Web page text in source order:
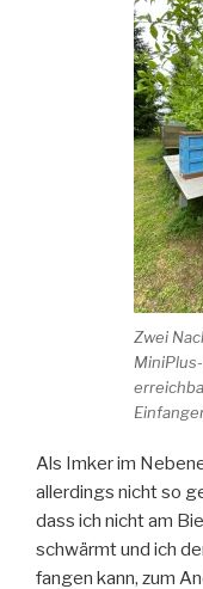
Zwei
Als Imker im
allerdings nicht so
dass ich nicht am
schwärmt und ich
fangen kann, zum